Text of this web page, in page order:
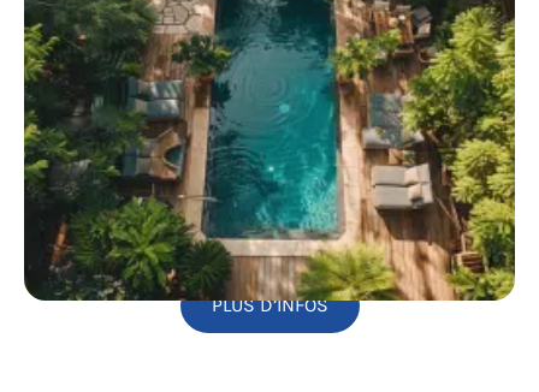
PLUS D’INFOS